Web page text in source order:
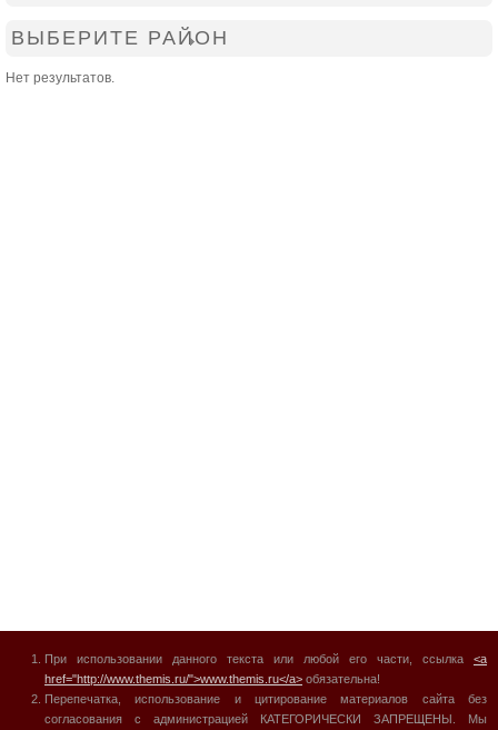
ВЫБЕРИТЕ РАЙОН
Нет результатов.
При использовании данного текста или любой его части, ссылка <a
href="http://www.themis.ru/">www.themis.ru</a> обязательна!
Перепечатка, использование и цитирование материалов сайта без
согласования с администрацией КАТЕГОРИЧЕСКИ ЗАПРЕЩЕНЫ. Мы